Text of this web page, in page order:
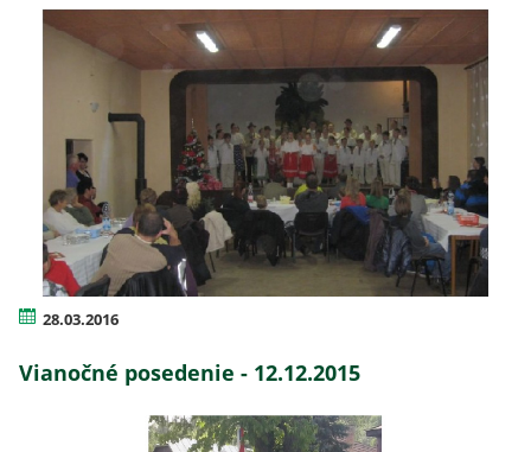
28.03.2016
Vianočné posedenie - 12.12.2015